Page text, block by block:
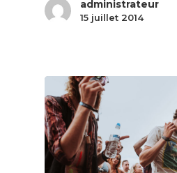
administrateur
15 juillet 2014